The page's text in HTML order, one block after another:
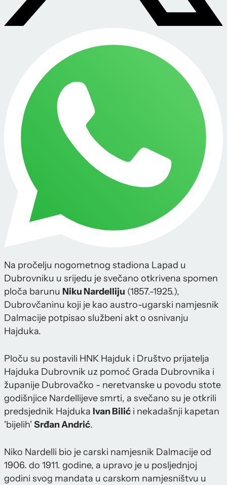
Na pročelju nogometnog stadiona Lapad u
Dubrovniku u srijedu je svečano otkrivena spomen
ploča barunu Niku Nardelliju (1857.-1925.),
Dubrovčaninu koji je kao austro-ugarski namjesnik
Dalmacije potpisao službeni akt o osnivanju
Hajduka.
Ploču su postavili HNK Hajduk i Društvo prijatelja
Hajduka Dubrovnik uz pomoć Grada Dubrovnika i
županije Dubrovačko - neretvanske u povodu stote
godišnjice Nardellijeve smrti, a svečano su je otkrili
predsjednik Hajduka Ivan Bilić i nekadašnji kapetan
'bijelih' Srđan Andrić.
Niko Nardelli bio je carski namjesnik Dalmacije od
1906. do 1911. godine, a upravo je u posljednjoj
godini svog mandata u carskom namjesništvu u